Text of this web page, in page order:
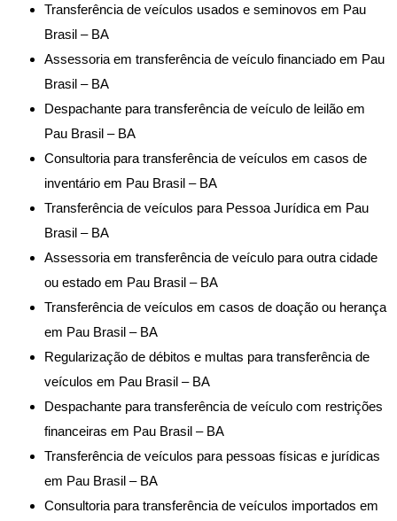
Transferência de veículos usados e seminovos em Pau
Brasil – BA
Assessoria em transferência de veículo financiado em Pau
Brasil – BA
Despachante para transferência de veículo de leilão em
Pau Brasil – BA
Consultoria para transferência de veículos em casos de
inventário em Pau Brasil – BA
Transferência de veículos para Pessoa Jurídica em Pau
Brasil – BA
Assessoria em transferência de veículo para outra cidade
ou estado em Pau Brasil – BA
Transferência de veículos em casos de doação ou herança
em Pau Brasil – BA
Regularização de débitos e multas para transferência de
veículos em Pau Brasil – BA
Despachante para transferência de veículo com restrições
financeiras em Pau Brasil – BA
Transferência de veículos para pessoas físicas e jurídicas
em Pau Brasil – BA
Consultoria para transferência de veículos importados em